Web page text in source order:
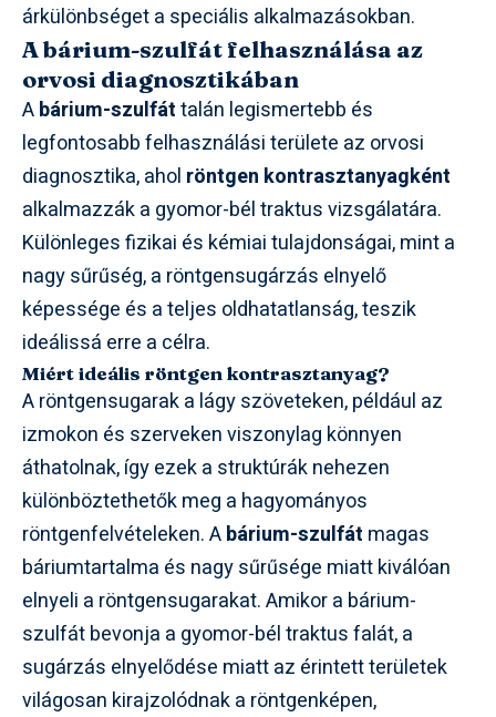
árkülönbséget a speciális alkalmazásokban.
A bárium-szulfát felhasználása az
orvosi diagnosztikában
Abárium-szulfáttalán legismertebb és
legfontosabb felhasználási területe az orvosi
diagnosztika, ahol röntgen kontrasztanyagként
alkalmazzák a gyomor-bél traktus vizsgálatára.
Különleges fizikai és kémiai tulajdonságai, mint a
nagy sűrűség, a röntgensugárzás elnyelő
képessége és a teljes oldhatatlanság, teszik
ideálissá erre a célra.
Miért ideális röntgen kontrasztanyag?
A röntgensugarak a lágy szöveteken, például az
izmokon és szerveken viszonylag könnyen
áthatolnak, így ezek a struktúrák nehezen
különböztethetők meg a hagyományos
röntgenfelvételeken. Abárium-szulfát magas
báriumtartalma és nagy sűrűsége miatt kiválóan
elnyeli a röntgensugarakat. Amikor a bárium-
szulfát bevonja a gyomor-bél traktus falát, a
sugárzás elnyelődése miatt az érintett területek
világosan kirajzolódnak a röntgenképen,